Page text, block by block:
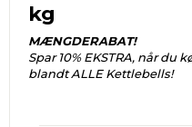
kg
MÆNGDERABAT!
Spar 10% EKSTRA, når du
blandt ALLE Kettlebells!